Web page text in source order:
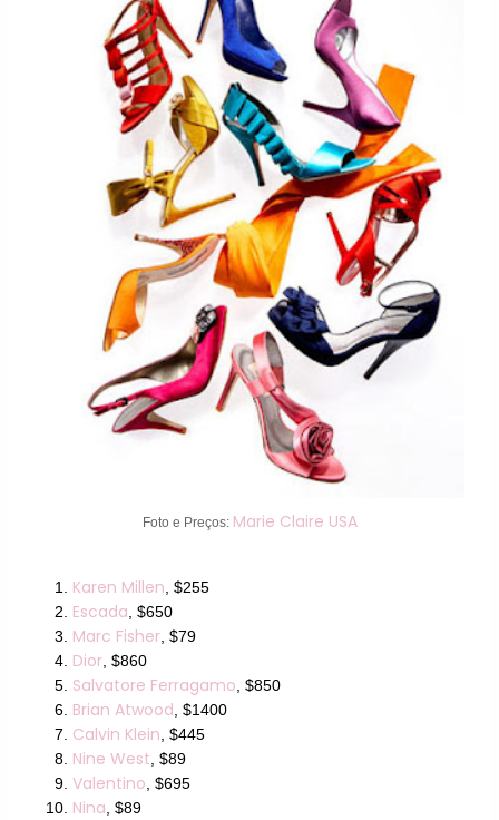
Foto e Preços: Marie Claire USA
Karen Millen , $255
Escada , $650
Marc Fisher, $79
Dior, $860
Salvatore Ferragamo , $850
Brian Atwood , $1400
Calvin Klein , $445
Nine West , $89
Valentino , $695
Nina , $89